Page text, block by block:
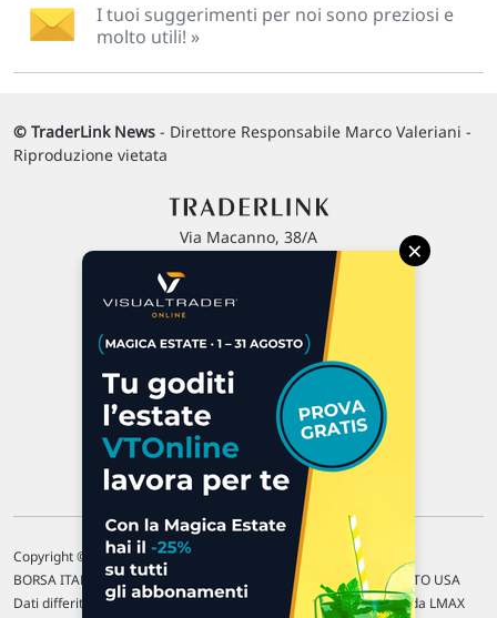
I tuoi suggerimenti per noi sono preziosi e
molto utili! »
© TraderLink News - Direttore Responsabile Marco Valeriani -
Riproduzione vietata
Via Macanno, 38/A
P.IVA 02 452 460 401
Chi siamo
Commenti e segnalazioni
Contattaci
Copyright © 1996-2026 Traderlink Italia s.r.l.
BORSA ITALIANA Quotazioni di borsa differite di 15 min. / MERCATO USA
Dati differiti di 15 min. (fonte Intrinio) / FOREX Quotazioni fornite da LMAX
×